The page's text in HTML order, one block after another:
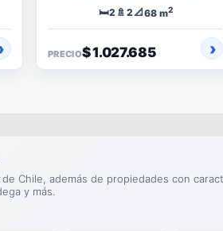
🛏️2 🚿 2📐68 m2
PRECIO$ 1.027.685
Chile, además de propiedades con
y más.